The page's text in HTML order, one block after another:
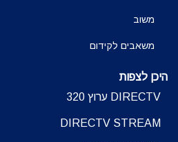
משוב
משאבים לקידום
היכן לצפות
DIRECTV ערוץ 320
DIRECTV STREAM